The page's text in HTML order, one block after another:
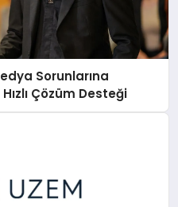
Sorunlarına
Çözüm Desteği